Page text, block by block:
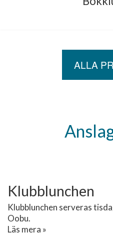
ALLA
Klubblunchen
Klubblunchen serveras
Oobu.
Läs mera »